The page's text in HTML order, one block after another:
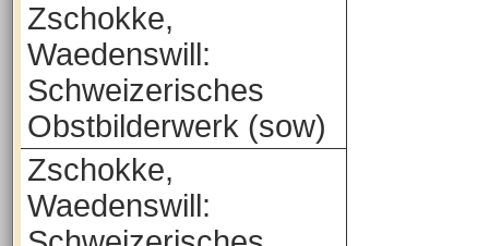
Zschokke,
Waedenswill:
Schweizerisches
Obstbilderwerk (sow)
Zschokke,
Waedenswill: